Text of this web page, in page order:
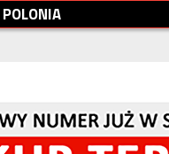
POLONIA